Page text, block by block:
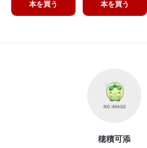
本を買う 本を買う
穂積可添